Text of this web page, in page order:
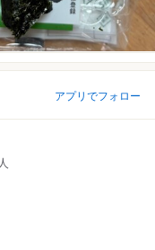
アプリでフォロー